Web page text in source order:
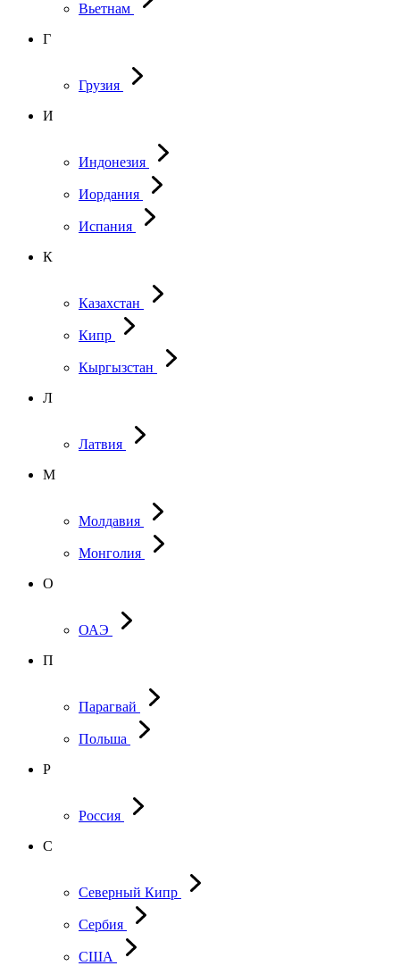
Вьетнам
Г
Грузия
И
Индонезия
Иордания
Испания
К
Казахстан
Кипр
Кыргызстан
Л
Латвия
М
Молдавия
Монголия
О
ОАЭ
П
Парагвай
Польша
Р
Россия
С
Северный Кипр
Сербия
США